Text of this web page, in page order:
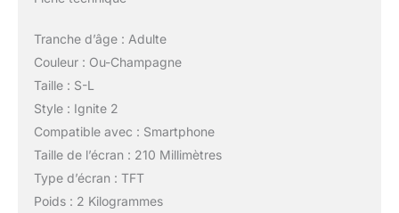
Tranche d’âge : Adulte
Couleur : Ou-Champagne
Taille : S-L
Style : Ignite 2
Compatible avec : Smartphone
Taille de l’écran : 210 Millimètres
Type d’écran : TFT
Poids : 2 Kilogrammes